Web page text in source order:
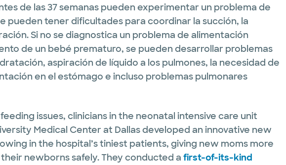
de las 37 semanas pueden experimentar un problema de
pueden tener dificultades para coordinar la succión, la
Si no se diagnostica un problema de alimentación
de un bebé prematuro, se pueden desarrollar problemas
aspiración de líquido a los pulmones, la necesidad de
en el estómago e incluso problemas pulmonares
issues, clinicians in the neonatal intensive care unit
Medical Center at Dallas developed an innovative new
in the hospital’s tiniest patients, giving new moms more
newborns safely. They conducted a first-of-its-kind